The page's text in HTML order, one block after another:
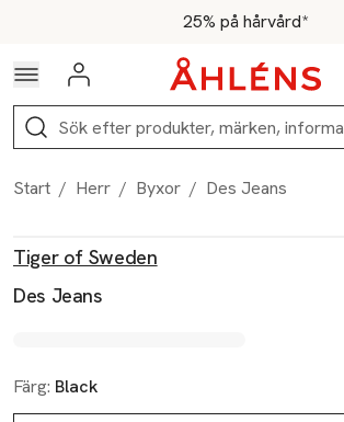
Hoppa till navigationsmenyn25% på hårvård*
För medlemmar - Shoppa nu
Logga in
Sök
Start / Herr / Byxor / Des Jeans
Tiger of Sweden
Des Jeans
Färg: Black